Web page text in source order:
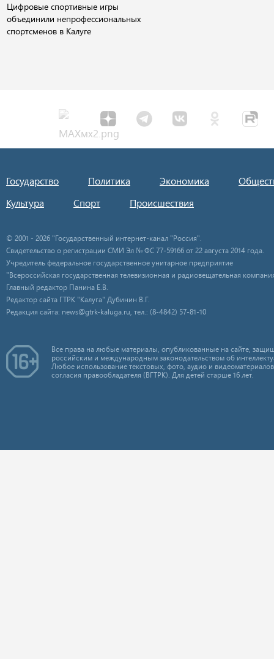
Цифровые спортивные игры
объединили непрофессиональных
спортсменов в Калуге
Государство Политика Экономика
Культура
Спорт Происшествия
© 2001 - 2026 "Государственный интернет-канал "Россия".
Свидетельство о регистрации СМИ Эл № ФС 77-59166 от 22 августа 2014 года.
Учредитель федеральное государственное унитарное предприятие
"Всероссийская государственная телевизионная и радиовещательная
Главный редактор Панина Е.В.
Редактор сайта ГТРК "Калуга" Дубинин В.Г.
Редакция сайта: news@gtrk-kaluga.ru, тел.: (8-4842) 57-81-10
Все права на любые материалы, опубликованные на сайте,
российским и международным законодательством об
Любое использование текстовых, фото, аудио и
согласия правообладателя (ВГТРК). Для детей старше 16 лет.